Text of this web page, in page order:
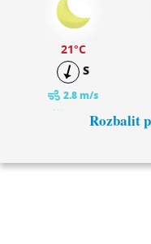
21°C
S
2.8 m/s
0 mmRozbalit